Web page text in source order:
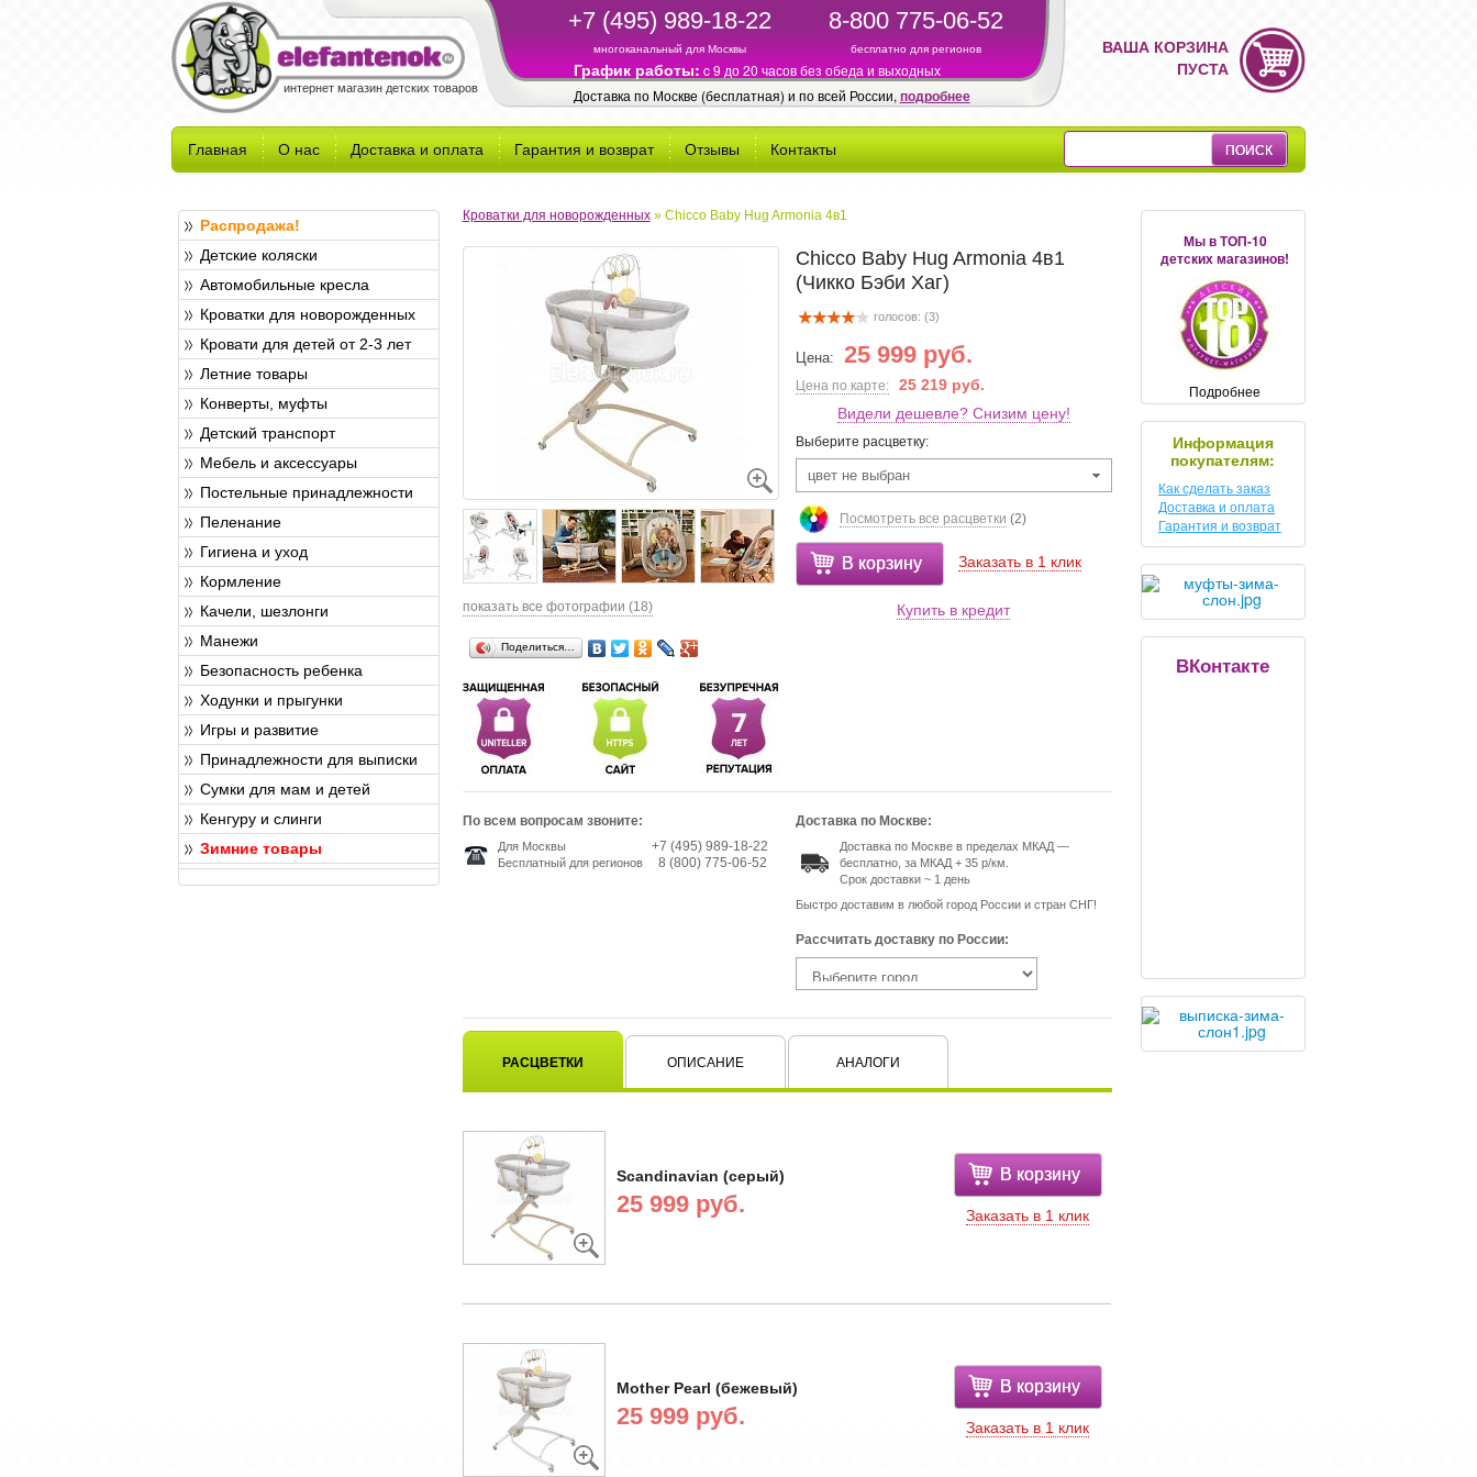
интернет магазин детских товаров
+7 (495) 989-18-22
многоканальный для Москвы
8-800 775-06-52
бесплатно для регионов
График работы: c 9 до 20 часов без обеда и выходных
Доставка по Москве (бесплатная) и по всей России, подробнее
ВАША КОРЗИНА
ПУСТА
Главная О нас Доставка и оплата Гарантия и возврат Отзывы Контакты
Распродажа!
Детские коляски
Автомобильные кресла
Кроватки для новорожденных
Кровати для детей от 2-3 лет
Летние товары
Конверты, муфты
Детский транспорт
Мебель и аксессуары
Постельные принадлежности
Пеленание
Гигиена и уход
Кормление
Качели, шезлонги
Манежи
Безопасность ребенка
Ходунки и прыгунки
Игры и развитие
Принадлежности для выписки
Сумки для мам и детей
Кенгуру и слинги
Зимние товары
Кроватки для новорожденных» Chicco Baby Hug Armonia 4в1
показать все фотографии (18)
Поделиться…
Chicco Baby Hug Armonia 4в1
(Чикко Бэби Хаг)
голосов: (3)
Цена: 25 999 руб.
Цена по карте:
25 219 руб.
Видели дешевле? Снизим цену!
Выберите расцветку:
цвет не выбран
Посмотреть все расцветки (2)
В корзину Заказать в 1 клик
Купить в кредит
По всем вопросам звоните:
Для Москвы
Бесплатный для регионов
+7 (495) 989-18-22
8 (800) 775-06-52
Доставка по Москве:
Доставка по Москве в пределах МКАД —
бесплатно, за МКАД + 35 р/км.
Срок доставки ~ 1 день
Быстро доставим в любой город России и стран СНГ!
Рассчитать доставку по России:
РАСЦВЕТКИ ОПИСАНИЕ АНАЛОГИ
Scandinavian (серый)
25 999 руб.
В корзину
Заказать в 1 клик
Mother Pearl (бежевый)
25 999 руб.
В корзину
Заказать в 1 клик
Мы в ТОП-10
детских магазинов!
Подробнее
Информация
покупателям:
Как сделать заказ
Доставка и оплата
Гарантия и возврат
ВКонтакте